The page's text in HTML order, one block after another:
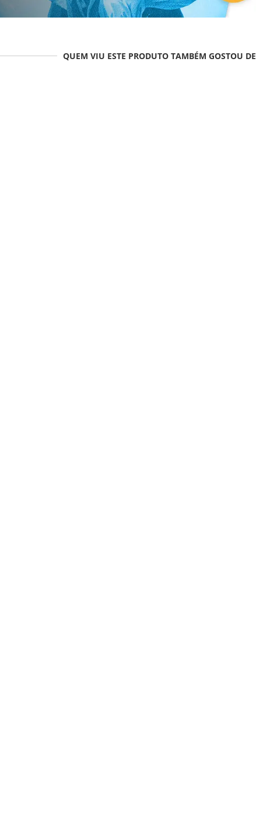
QUEM VIU ESTE PRODUTO TAMBÉM GOSTOU DE